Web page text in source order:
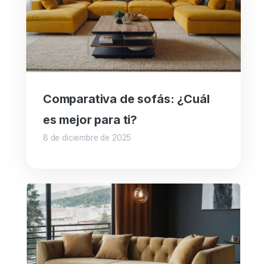
Comparativa de sofás: ¿Cuál
es mejor para ti?
8 de diciembre de 2025